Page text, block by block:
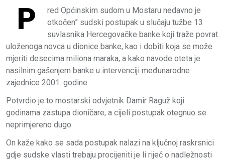
P
red Općinskim sudom u Mostaru nedavno je
otkočen” sudski postupak u slučaju tužbe 13
suvlasnika Hercegovačke banke koji traže povrat
uloženoga novca u dionice banke, kao i dobiti koja se može
mjeriti desecima miliona maraka, a kako navode oteta je
nasilnim gašenjem banke u intervenciji međunarodne
zajednice 2001. godine.
Potvrdio je to mostarski odvjetnik Damir Raguž koji
godinama zastupa dioničare, a cijeli postupak otegnuo se
neprimjereno dugo.
On kaže kako se sada postupak nalazi na ključnoj raskrsnici
gdje sudske vlasti trebaju procijeniti je li riječ o nadležnosti